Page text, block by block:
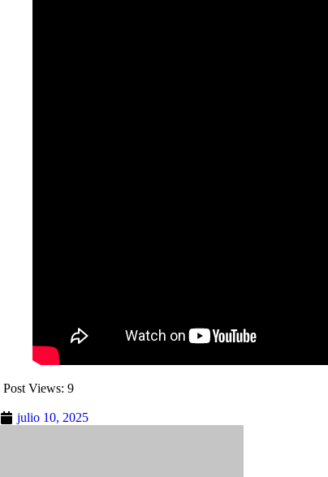
Post Views: 9
julio 10, 2025